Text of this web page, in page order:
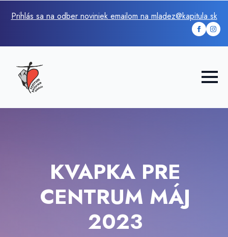
Prihlás sa na odber noviniek emailom na mladez@kapitula.sk
KVAPKA PRE
CENTRUM MÁJ
2023